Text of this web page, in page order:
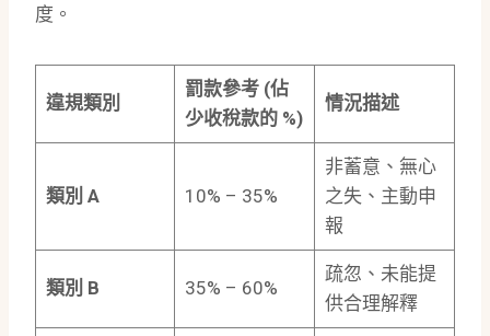
度。
違規類別
罰款參考(佔
少收稅款的%)
情況描述
類別 A 10% – 35%
非蓄意、無心
之失、主動申
報
類別 B 35% – 60%
疏忽、未能提
供合理解釋